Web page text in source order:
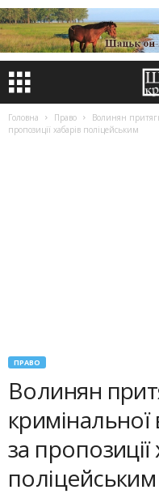
Головна Право
Волинян
пропозиції хабарів поліцейським
ПРАВО
Волинян
кримінальної
за пропозиції
поліцейським